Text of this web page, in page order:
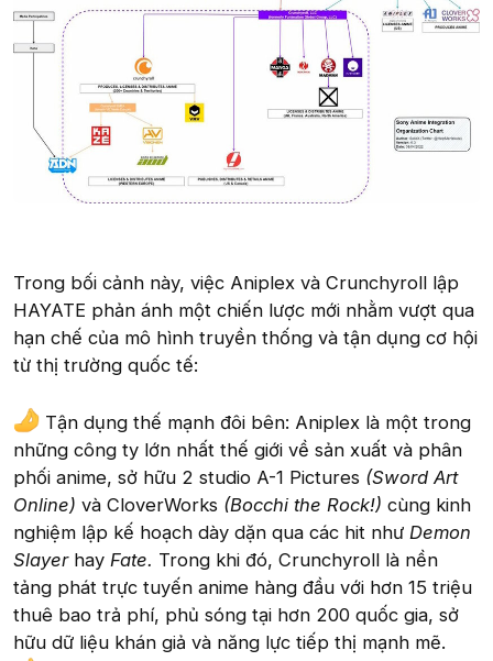
Trong bối cảnh này, việc Aniplex và Crunchyroll lập
HAYATE phản ánh một chiến lược mới nhằm vượt qua
hạn chế của mô hình truyền thống và tận dụng cơ hội
từ thị trường quốc tế:
Tận dụng thế mạnh đôi bên: Aniplex là một trong
những công ty lớn nhất thế giới về sản xuất và phân
phối anime, sở hữu 2 studio A-1 Pictures (Sword Art
Online) và CloverWorks (Bocchi the Rock!) cùng kinh
nghiệm lập kế hoạch dày dặn qua các hit như Demon
Slayerhay Fate. Trong khi đó, Crunchyroll là nền
tảng phát trực tuyến anime hàng đầu với hơn 15 triệu
thuê bao trả phí, phủ sóng tại hơn 200 quốc gia, sở
hữu dữ liệu khán giả và năng lực tiếp thị mạnh mẽ.